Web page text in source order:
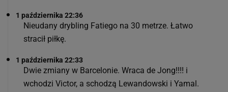
1 października 22:36
Nieudany drybling Fatiego na 30 metrze. Łatwo
stracił piłkę.
1 października 22:33
Dwie zmiany w Barcelonie. Wraca de Jong!!!! i
wchodzi Victor, a schodzą Lewandowski i Yamal.